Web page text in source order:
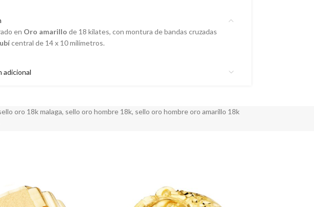
en Oro amarillo de 18 kilates, con montura de bandas cruzadas
central de 14 x 10 milímetros.
adicional
oro 18k malaga, sello oro hombre 18k, sello oro hombre oro amarillo 18k